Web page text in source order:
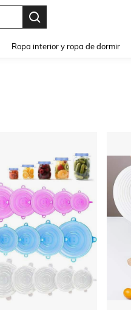
Ropa interior y ropa de dormir